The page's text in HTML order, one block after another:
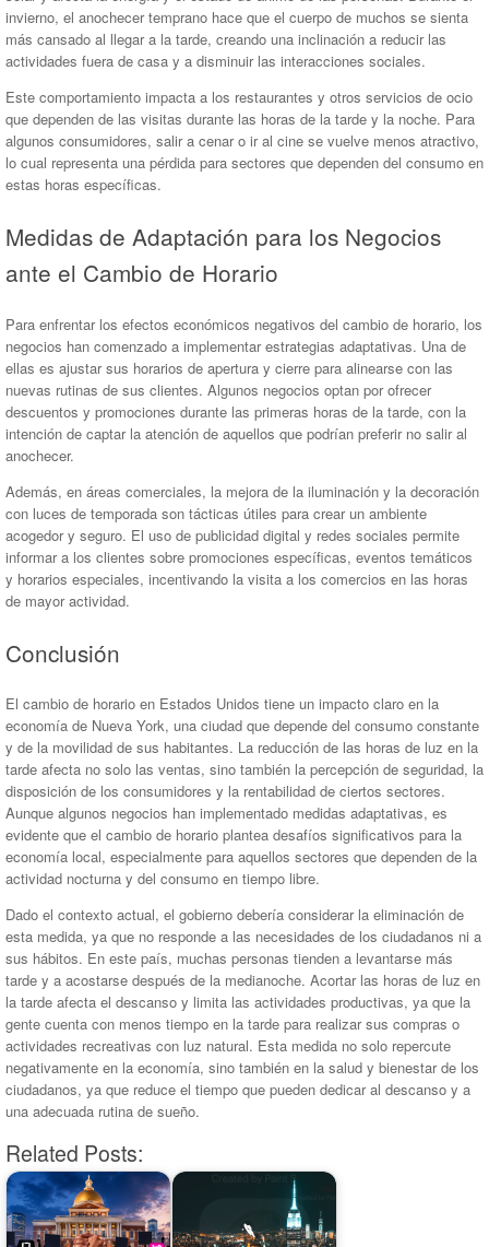
invierno, el anochecer temprano hace que el cuerpo de muchos se sienta
más cansado al llegar a la tarde, creando una inclinación a reducir las
actividades fuera de casa y a disminuir las interacciones sociales.
Este comportamiento impacta a los restaurantes y otros servicios de ocio
que dependen de las visitas durante las horas de la tarde y la noche. Para
algunos consumidores, salir a cenar o ir al cine se vuelve menos atractivo,
lo cual representa una pérdida para sectores que dependen del consumo en
estas horas específicas.
Medidas de Adaptación para los Negocios
ante el Cambio de Horario
Para enfrentar los efectos económicos negativos del cambio de horario, los
negocios han comenzado a implementar estrategias adaptativas. Una de
ellas es ajustar sus horarios de apertura y cierre para alinearse con las
nuevas rutinas de sus clientes. Algunos negocios optan por ofrecer
descuentos y promociones durante las primeras horas de la tarde, con la
intención de captar la atención de aquellos que podrían preferir no salir al
anochecer.
Además, en áreas comerciales, la mejora de la iluminación y la decoración
con luces de temporada son tácticas útiles para crear un ambiente
acogedor y seguro. El uso de publicidad digital y redes sociales permite
informar a los clientes sobre promociones específicas, eventos temáticos
y horarios especiales, incentivando la visita a los comercios en las horas
de mayor actividad.
Conclusión
El cambio de horario en Estados Unidos tiene un impacto claro en la
economía de Nueva York, una ciudad que depende del consumo constante
y de la movilidad de sus habitantes. La reducción de las horas de luz en la
tarde afecta no solo las ventas, sino también la percepción de seguridad, la
disposición de los consumidores y la rentabilidad de ciertos sectores.
Aunque algunos negocios han implementado medidas adaptativas, es
evidente que el cambio de horario plantea desafíos significativos para la
economía local, especialmente para aquellos sectores que dependen de la
actividad nocturna y del consumo en tiempo libre.
Dado el contexto actual, el gobierno debería considerar la eliminación de
esta medida, ya que no responde a las necesidades de los ciudadanos ni a
sus hábitos. En este país, muchas personas tienden a levantarse más
tarde y a acostarse después de la medianoche. Acortar las horas de luz en
la tarde afecta el descanso y limita las actividades productivas, ya que la
gente cuenta con menos tiempo en la tarde para realizar sus compras o
actividades recreativas con luz natural. Esta medida no solo repercute
negativamente en la economía, sino también en la salud y bienestar de los
ciudadanos, ya que reduce el tiempo que pueden dedicar al descanso y a
una adecuada rutina de sueño.
Related Posts: